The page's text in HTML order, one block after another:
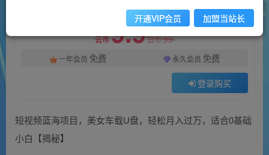
此内容为付费阅读，请付费后查看
云币9.9云币99
一年会员 免费 永久会员 免费
登录购买
短视频蓝海项目，美女车载U盘，轻松月入过万，适合0基础
小白【揭秘】
开通VIP会员 加盟当站长